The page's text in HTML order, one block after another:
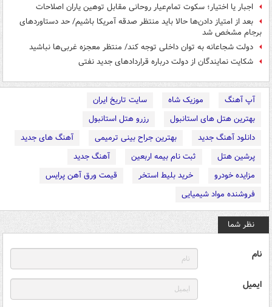
اجبار یا اختیار؛ سکوت تمام‌عیار روحانی مقابل توهین‌ یاران اصلاحات
بعد از امتیاز دادن‌ها حالا باید منتظر صدقه آمریکا باشیم/ حد دستاوردهای
برجام مشخص شد
دولت شجاعانه به توان داخلی توجه کند/ منتظر معجزه غربی‌ها نباشید
شکایت نمایندگان از دولت درباره قراردادهای جدید نفتی
آپ آهنگ موزیک شاه
سایت تاریخ ایران
بهترین هتل های استانبول
رزرو هتل استانبول
دانلود آهنگ جدید
بهترین جراح بینی ترمیمی
آهنگ های جدید
پرشین هتل
ثبت نام بیمه اربعین
آهنگ جدید
مزایده خودرو
خرید بلیط استخر
قیمت ورق آهن پرایس
فروشنده مواد شیمیایی
نظر شما
نام
ایمیل